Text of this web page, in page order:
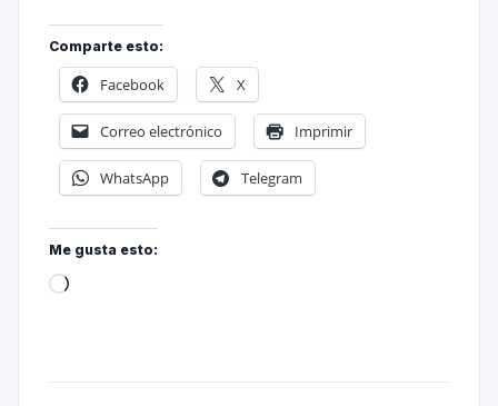
Comparte esto:
Facebook X
Correo electrónico Imprimir
WhatsApp Telegram
Me gusta esto: